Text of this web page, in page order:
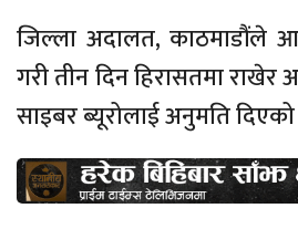
जिल्ला अदालत, काठमाडौंले
गरी तीन दिन हिरासतमा राखेर
साइबर ब्यूरोलाई अनुमति दिएको